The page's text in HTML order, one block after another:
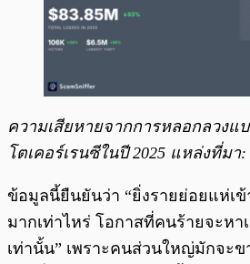
ความเสียหายจากการหลอกลวงแ
โตเคอร์เรนซีในปี 2025 แหล่งที่มา:
ข้อมูลนี้ยืนยันว่า “ยิ่งรายย่อยแห่เ
มากเท่าไหร่ โอกาสที่คนร้ายจะหา
เท่านั้น” เพราะคนส่วนใหญ่มักจะ